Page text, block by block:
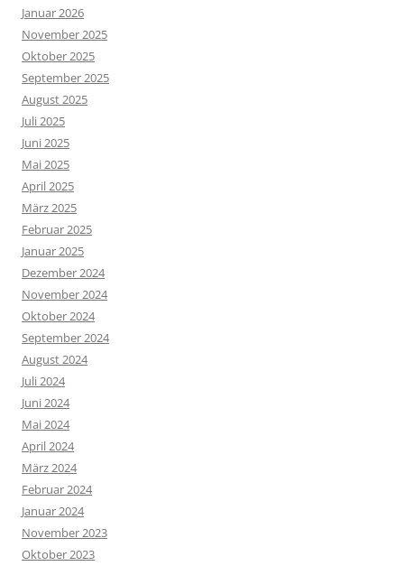
Januar 2026
November 2025
Oktober 2025
September 2025
August 2025
Juli 2025
Juni 2025
Mai 2025
April 2025
März 2025
Februar 2025
Januar 2025
Dezember 2024
November 2024
Oktober 2024
September 2024
August 2024
Juli 2024
Juni 2024
Mai 2024
April 2024
März 2024
Februar 2024
Januar 2024
November 2023
Oktober 2023